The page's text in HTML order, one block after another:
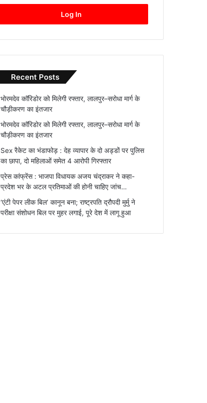
Log In
Recent Posts
भोरमदेव कॉरिडोर को मिलेगी रफ्तार, लालपुर–सरोधा मार्ग के
चौड़ीकरण का इंतजार
भोरमदेव कॉरिडोर को मिलेगी रफ्तार, लालपुर–सरोधा मार्ग के
चौड़ीकरण का इंतजार
Sex रैकेट का भंडाफोड़ : देह व्यापार के दो अड्डों पर पुलिस
का छापा, दो महिलाओं समेत 4 आरोपी गिरफ्तार
प्रेस कांफ्रेंस : भाजपा विधायक अजय चंद्राकर ने कहा-
प्रदेश भर के अटल प्रतिमाओं की होनी चाहिए जांच…
‘एंटी पेपर लीक बिल’ कानून बना; राष्ट्रपति द्रौपदी मुर्मु ने
परीक्षा संशोधन बिल पर मुहर लगाई, पूरे देश में लागू हुआ